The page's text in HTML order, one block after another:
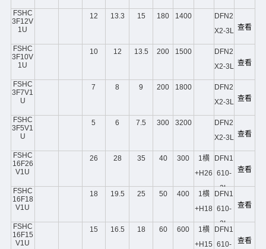
FSHC
3F12V
1U
12 13.3 15 180 1400
DFN2
X2-3L
查看
FSHC
3F10V
1U
10 12 13.5 200 1500
DFN2
X2-3L
查看
FSHC
3F7V1
U
7 8 9 200 1800
DFN2
X2-3L
查看
FSHC
3F5V1
U
5 6 7.5 300 3200
DFN2
X2-3L
查看
FSHC
16F26
V1U
26 28 35 40 300
1横
+H26
DFN1
610-
2L
查看
FSHC
16F18
V1U
18 19.5 25 50 400
1横
+H18
DFN1
610-
2L
查看
FSHC
16F15
V1U
15 16.5 18 60 600
1横
+H15
DFN1
610-
查看